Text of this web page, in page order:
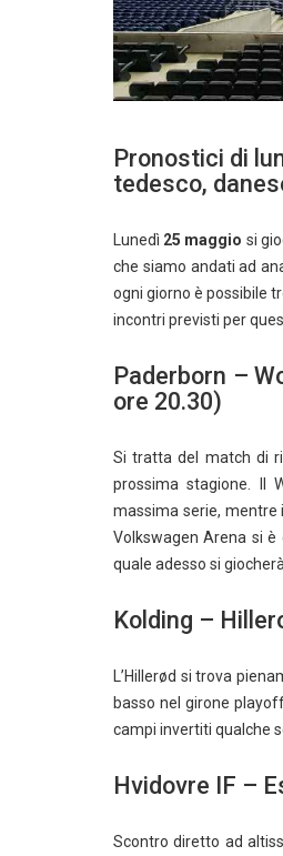
Pronostici di
tedesco,
Lunedì 25 maggio si
che siamo andati ad
ogni giorno è possibile
incontri previsti per
Paderborn –
ore 20.30)
Si tratta del match di
prossima stagione. Il
massima serie, mentre
Volkswagen Arena si è
quale adesso si
Kolding –
L’Hillerød si trova
basso nel girone
campi invertiti qualche
Hvidovre IF –
Scontro diretto ad